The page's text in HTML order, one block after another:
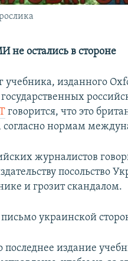
не остались в стороне
учебника, изданного
говорится, что это
согласно нормам
журналистов
посольство
и грозит скандалом.
украинской
последнее издание